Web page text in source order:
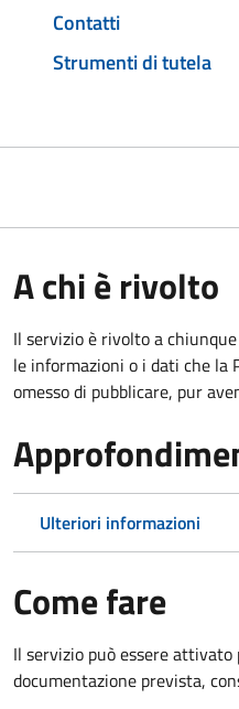
Contatti
Strumenti di tutela
A chi è rivolto
Il servizio è rivolto a
le informazioni o i dati che la
omesso di pubblicare, pur
Ulteriori informazioni
Come fare
Il servizio può essere
documentazione prevista,